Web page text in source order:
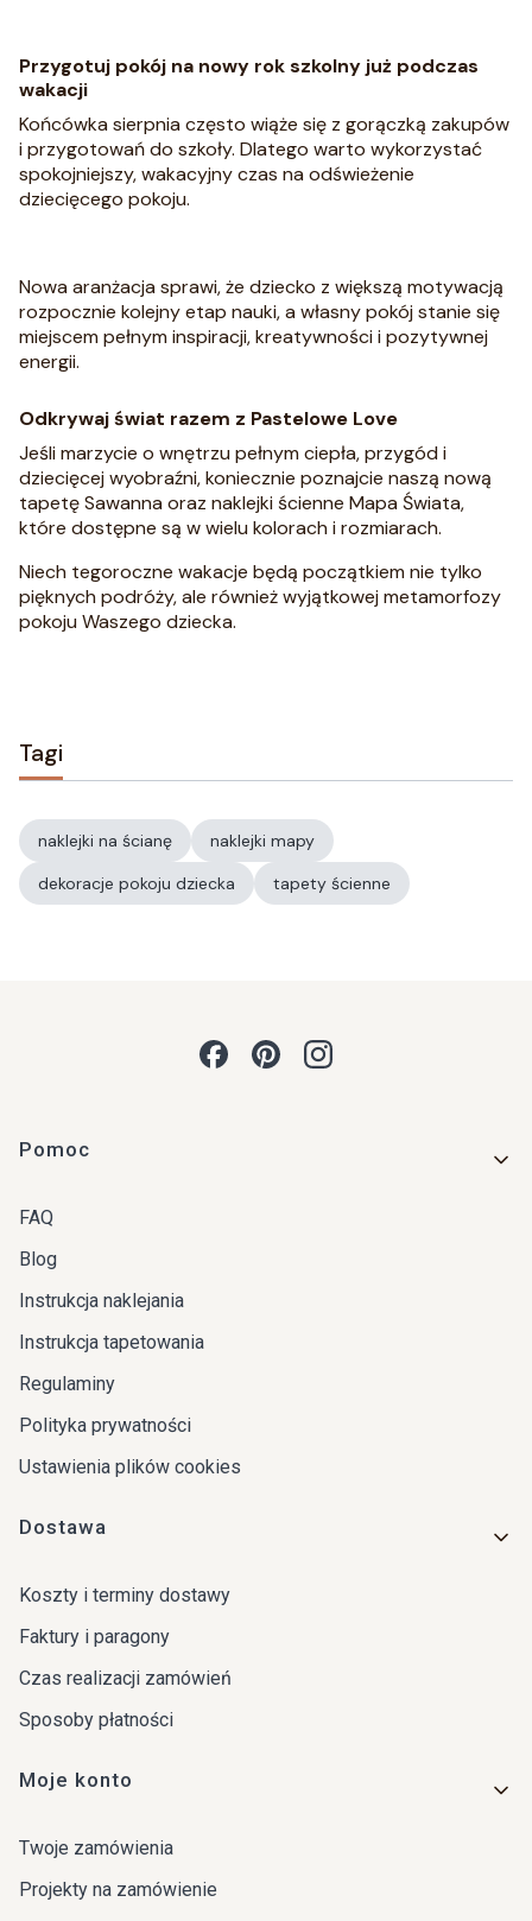
Przygotuj pokój na nowy rok szkolny już podczas
wakacji
Końcówka sierpnia często wiąże się z gorączką zakupów
i przygotowań do szkoły. Dlatego warto wykorzystać
spokojniejszy, wakacyjny czas na odświeżenie
dziecięcego pokoju.
Nowa aranżacja sprawi, że dziecko z większą motywacją
rozpocznie kolejny etap nauki, a własny pokój stanie się
miejscem pełnym inspiracji, kreatywności i pozytywnej
energii.
Odkrywaj świat razem z Pastelowe Love
Jeśli marzycie o wnętrzu pełnym ciepła, przygód i
dziecięcej wyobraźni, koniecznie poznajcie naszą nową
tapetę Sawanna oraz naklejki ścienne Mapa Świata,
które dostępne są w wielu kolorach i rozmiarach.
Niech tegoroczne wakacje będą początkiem nie tylko
pięknych podróży, ale również wyjątkowej metamorfozy
pokoju Waszego dziecka.
Tagi
naklejki na ścianę
naklejki mapy
dekoracje pokoju dziecka
tapety ścienne
Linki w stopce
Pomoc
FAQ
Blog
Instrukcja naklejania
Instrukcja tapetowania
Regulaminy
Polityka prywatności
Ustawienia plików cookies
Dostawa
Koszty i terminy dostawy
Faktury i paragony
Czas realizacji zamówień
Sposoby płatności
Moje konto
Twoje zamówienia
Projekty na zamówienie